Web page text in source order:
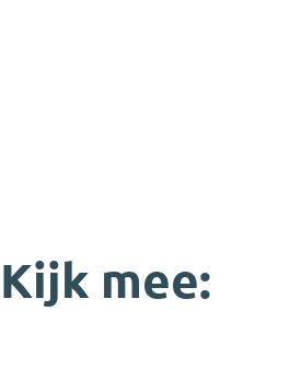
Kijk mee: